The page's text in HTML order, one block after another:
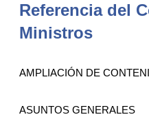
Referencia del
Ministros
AMPLIACIÓN DE
ASUNTOS GENERALES